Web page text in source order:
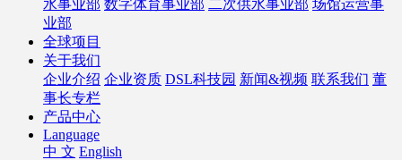
水事业部 数字体育事业部 二次供水事业部 场馆运营事
业部
全球项目
关于我们
企业介绍 企业资质 DSL科技园 新闻&视频 联系我们 董
事长专栏
产品中心
Language
中 文 English